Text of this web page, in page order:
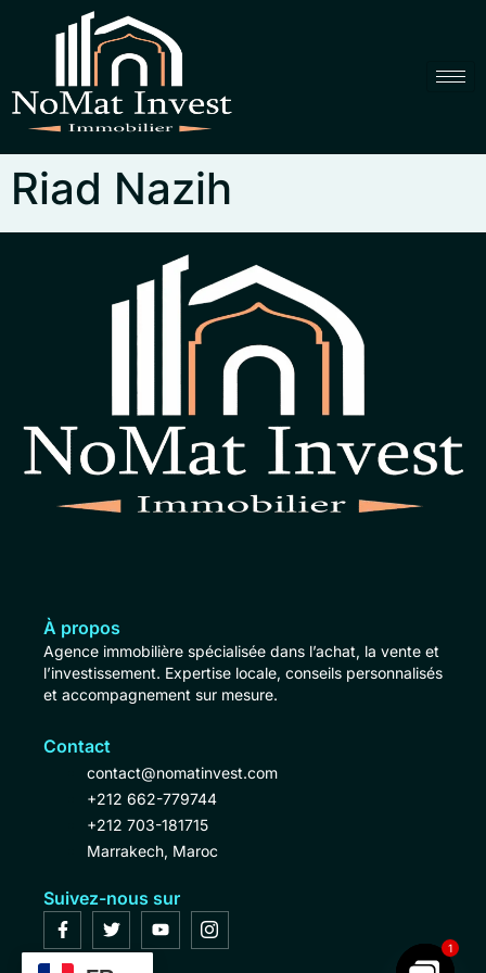
Riad Nazih
À propos
Agence immobilière spécialisée dans l’achat, la vente et
l’investissement. Expertise locale, conseils personnalisés
et accompagnement sur mesure.
Contact
contact@nomatinvest.com
+212 662-779744
+212 703-181715
Marrakech, Maroc
Suivez-nous sur
1